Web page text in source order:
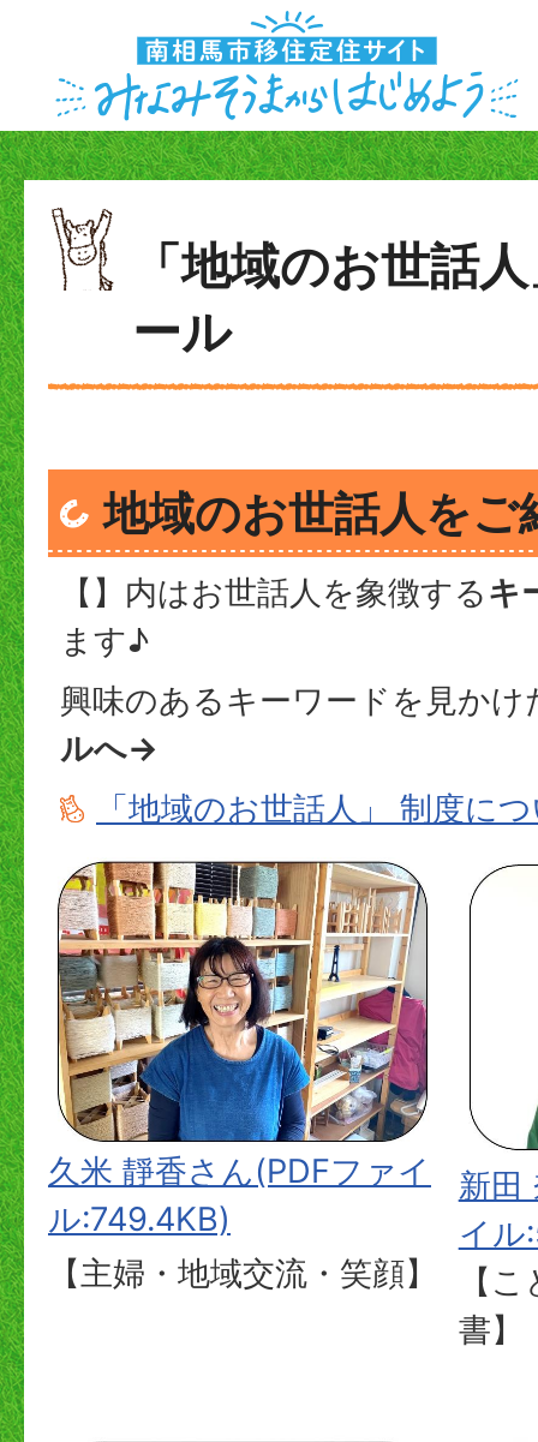
「地域のお世話
ール
地域のお世話人をご
【】内はお世話人を象徴するキ
ます♪
興味のあるキーワードを見かけ
ルへ→
「地域のお世話人」 制度に
久米 靜香さん(PDFファイ
ル:749.4KB)
【主婦・地域交流・笑顔】
新田
イル
【
書】